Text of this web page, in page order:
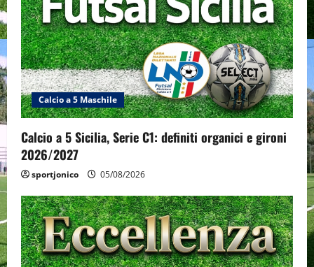
Calcio a 5 Maschile
Calcio a 5 Sicilia, Serie C1: definiti organici e gironi
2026/2027
sportjonico 05/08/2026